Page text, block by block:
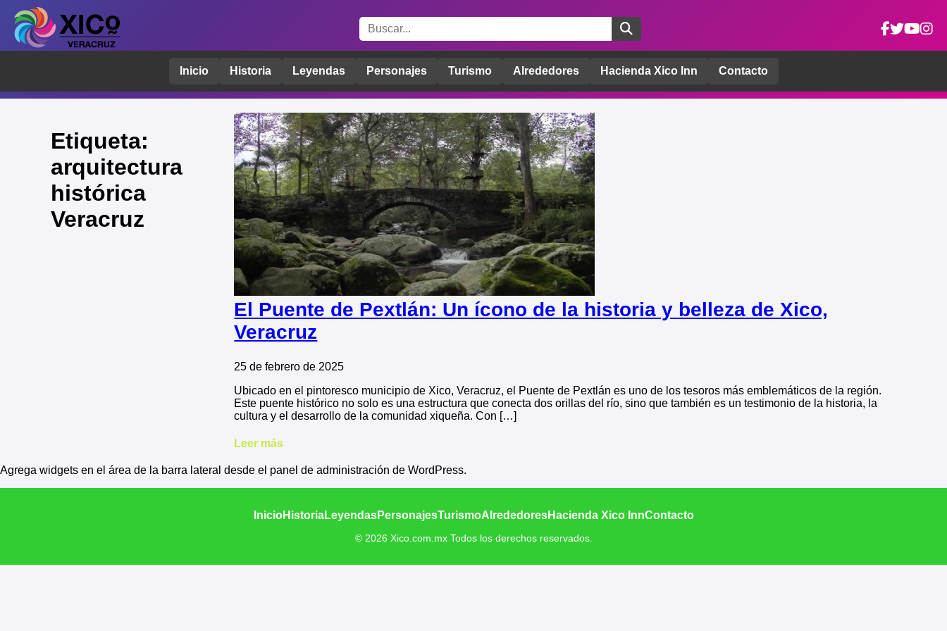
Inicio Historia Leyendas Personajes Turismo Alrededores Hacienda Xico Inn Contacto
Etiqueta:
arquitectura
histórica
Veracruz
El Puente de Pextlán: Un ícono de la historia y belleza de Xico,
Veracruz
25 de febrero de 2025
Ubicado en el pintoresco municipio de Xico, Veracruz, el Puente de Pextlán es uno de los tesoros más emblemáticos de la región.
Este puente histórico no solo es una estructura que conecta dos orillas del río, sino que también es un testimonio de la historia, la
cultura y el desarrollo de la comunidad xiqueña. Con […]
Leer más
Agrega widgets en el área de la barra lateral desde el panel de administración de WordPress.
InicioHistoriaLeyendasPersonajesTurismoAlrededoresHacienda Xico InnContacto
© 2026 Xico.com.mx Todos los derechos reservados.